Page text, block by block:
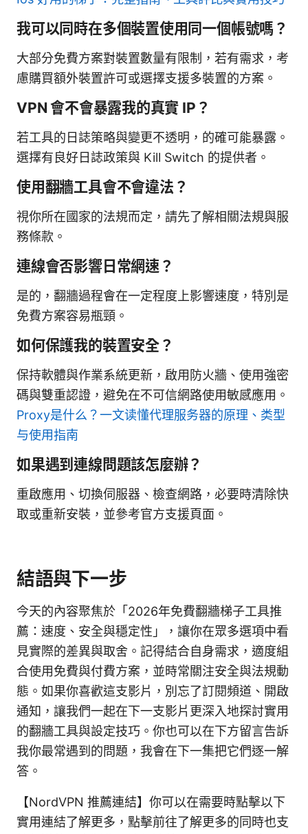
我可以同時在多個裝置使用同一個帳號嗎？
大部分免費方案對裝置數量有限制，若有需求，考
慮購買額外裝置許可或選擇支援多裝置的方案。
VPN 會不會暴露我的真實 IP？
若工具的日誌策略與變更不透明，的確可能暴露。
選擇有良好日誌政策與 Kill Switch 的提供者。
使用翻牆工具會不會違法？
視你所在國家的法規而定，請先了解相關法規與服
務條款。
連線會否影響日常網速？
是的，翻牆過程會在一定程度上影響速度，特別是
免費方案容易瓶頸。
如何保護我的裝置安全？
保持軟體與作業系統更新，啟用防火牆、使用強密
碼與雙重認證，避免在不可信網路使用敏感應用。
Proxy是什么？一文读懂代理服务器的原理、类型
与使用指南
如果遇到連線問題該怎麼辦？
重啟應用、切換伺服器、檢查網路，必要時清除快
取或重新安裝，並參考官方支援頁面。
結語與下一步
今天的內容聚焦於「2026年免費翻牆梯子工具推
薦：速度、安全與穩定性」，讓你在眾多選項中看
見實際的差異與取舍。記得結合自身需求，適度組
合使用免費與付費方案，並時常關注安全與法規動
態。如果你喜歡這支影片，別忘了訂閱頻道、開啟
通知，讓我們一起在下一支影片更深入地探討實用
的翻牆工具與設定技巧。你也可以在下方留言告訴
我你最常遇到的問題，我會在下一集把它們逐一解
答。
【NordVPN 推薦連結】你可以在需要時點擊以下
實用連結了解更多，點擊前往了解更多的同時也支